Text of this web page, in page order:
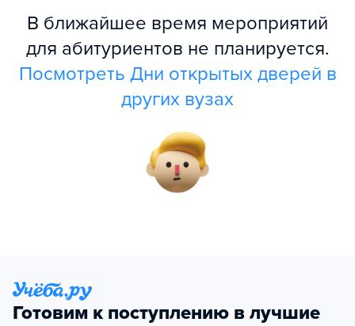
В ближайшее время мероприятий
для абитуриентов не планируется.
Посмотреть Дни открытых дверей в
других вузах
Готовим к поступлению в лучшие